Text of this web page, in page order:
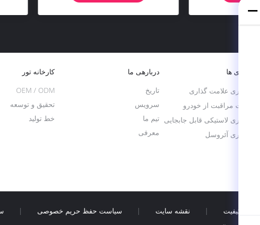
دسته بندی ها
رنگ اسپری آئروسل
رنگ اسپری علامت گذاری
محصولات مراقبت از خودرو
رنگ اسپری لاستیکی قابل جابجایی
دربارهی ما
معرفی
تاریخ
سرویس
تیم ما
کارخانه تور
خط تولید
OEM / ODM
تحقیق و توسعه
کنترل کیفیت | نقشه سایت | سیاست حفظ حریم خصوصی |